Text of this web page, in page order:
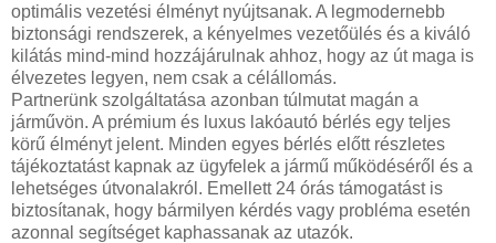
optimális vezetési élményt nyújtsanak. A legmodernebb
biztonsági rendszerek, a kényelmes vezetőülés és a kiváló
kilátás mind-mind hozzájárulnak ahhoz, hogy az út maga is
élvezetes legyen, nem csak a célállomás.
Partnerünk szolgáltatása azonban túlmutat magán a
járművön. A prémium és luxus lakóautó bérlés egy teljes
körű élményt jelent. Minden egyes bérlés előtt részletes
tájékoztatást kapnak az ügyfelek a jármű működéséről és a
lehetséges útvonalakról. Emellett 24 órás támogatást is
biztosítanak, hogy bármilyen kérdés vagy probléma esetén
azonnal segítséget kaphassanak az utazók.